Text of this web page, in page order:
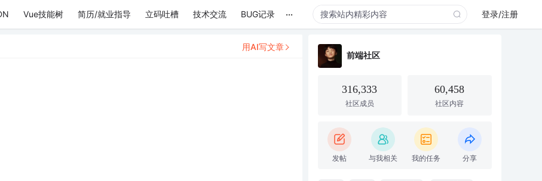
Vue技能树 简历/就业指导 立码吐槽 技术交流 BUG记录 ... 登录/注册
用AI写文章
前端社区
316,333
社区成员
60,458
社区内容
发帖 与我相关 我的任务 分享